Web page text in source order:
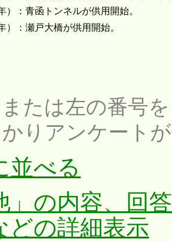
）：青函トンネルが供用開始。
）：瀬戸大橋が供用開始。
たは左の番号
りアンケート
並べる
」の内容、回
どの詳細表示